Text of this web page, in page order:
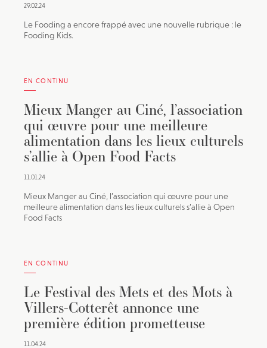
29.02.24
Le Fooding a encore frappé avec une nouvelle rubrique : le
Fooding Kids.
EN CONTINU
Mieux Manger au Ciné, l’association
qui œuvre pour une meilleure
alimentation dans les lieux culturels
s’allie à Open Food Facts
11.01.24
Mieux Manger au Ciné, l’association qui œuvre pour une
meilleure alimentation dans les lieux culturels s’allie à Open
Food Facts
EN CONTINU
Le Festival des Mets et des Mots à
Villers-Cotterêt annonce une
première édition prometteuse
11.04.24